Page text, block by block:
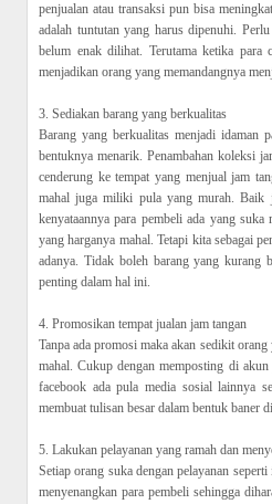
penjualan atau transaksi pun bisa
adalah tuntutan yang harus dipenuhi.
belum enak dilihat. Terutama ketika para
menjadikan orang yang memandangnya
3. Sediakan barang yang berkualitas
Barang yang berkualitas menjadi idaman
bentuknya menarik. Penambahan koleksi
cenderung ke tempat yang menjual jam
mahal juga miliki pula yang murah. Baik
kenyataannya para pembeli ada yang
yang harganya mahal. Tetapi kita sebagai
adanya. Tidak boleh barang yang kurang
penting dalam hal ini.
4. Promosikan tempat jualan jam tangan
Tanpa ada promosi maka akan sedikit
mahal. Cukup dengan memposting di
facebook ada pula media sosial lainnya
membuat tulisan besar dalam bentuk baner
5. Lakukan pelayanan yang ramah dan
Setiap orang suka dengan pelayanan
menyenangkan para pembeli sehingga